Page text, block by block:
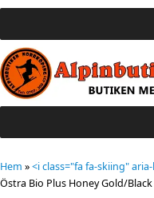
Hem »<i class="fa fa-skiing"
Östra Bio Plus Honey Gold/Black